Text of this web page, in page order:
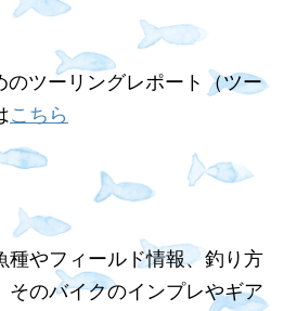
のツーリングレポート（ツー
こちら
種やフィールド情報、釣り方
そのバイクのインプレやギア